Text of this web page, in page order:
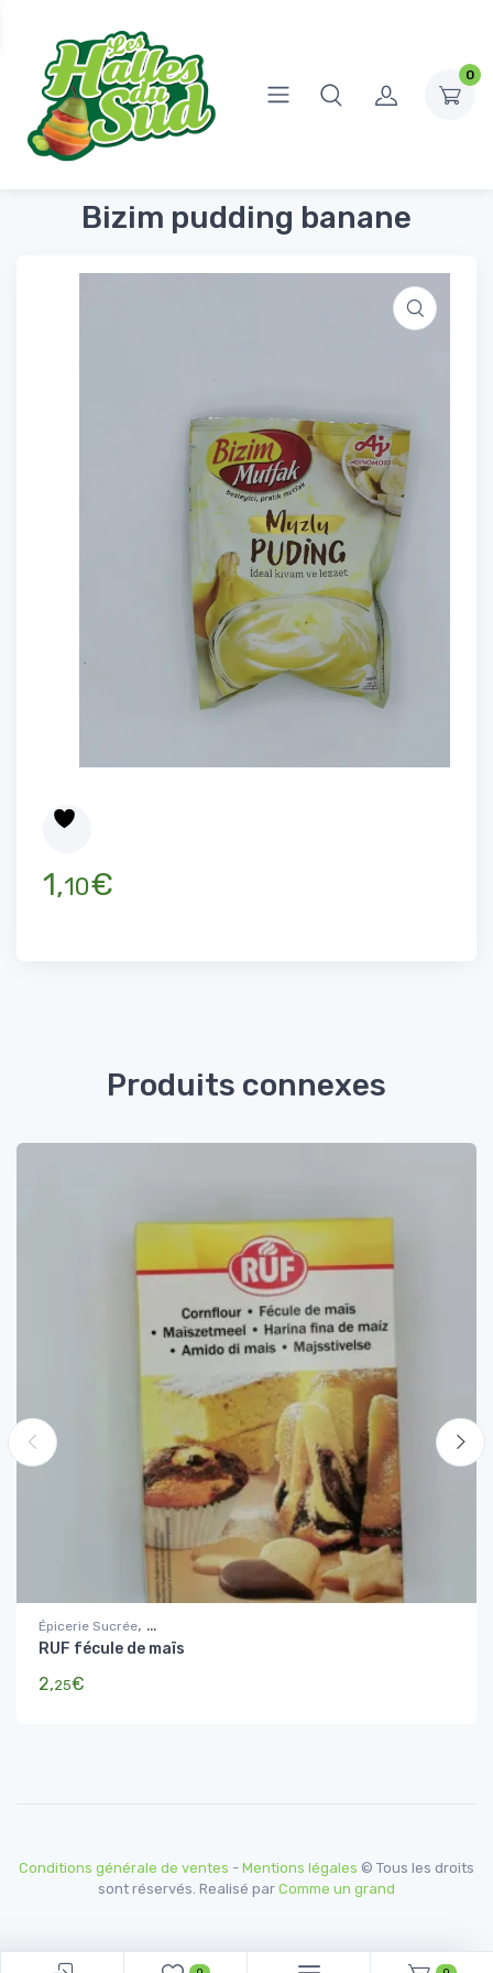
0
Accueil
Épicerie Sucrée
Sucres, Farines, coulis et préparations de gâteaux
Bizim pudding banane
1,10€
Produits connexes
Épicerie Sucrée,
Sucres, Farines, coulis et préparations de gâteaux
RUF fécule de maïs
2,25€
Conditions générale de ventes - Mentions légales © Tous les droits
sont réservés. Realisé par Comme un grand